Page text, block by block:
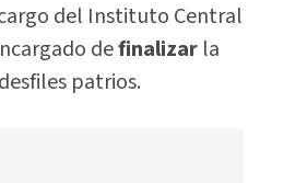
del Instituto Central
definalizar la
patrios.